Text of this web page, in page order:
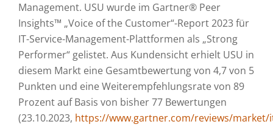
Management. USU wurde im Gartner® Peer
Insights™ „Voice of the Customer“-Report 2023 für
IT-Service-Management-Plattformen als „Strong
Performer“ gelistet. Aus Kundensicht erhielt USU in
diesem Markt eine Gesamtbewertung von 4,7 von 5
Punkten und eine Weiterempfehlungsrate von 89
Prozent auf Basis von bisher 77 Bewertungen
(23.10.2023, https://www.gartner.com/reviews/market/